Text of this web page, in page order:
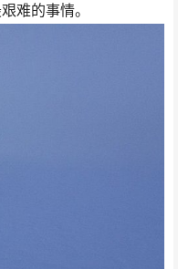
难的事情。